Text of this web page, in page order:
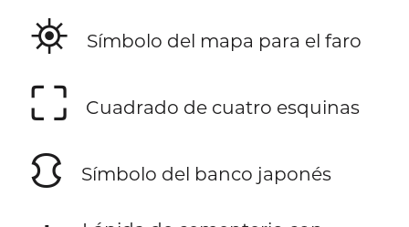
⛯ Símbolo del mapa para el faro
⛶ Cuadrado de cuatro esquinas
⛻ Símbolo del banco japonés